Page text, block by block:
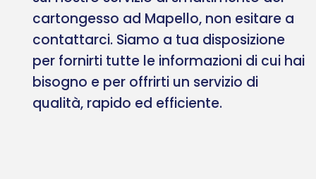
cartongesso ad Mapello, non esitare a
contattarci. Siamo a tua disposizione
per fornirti tutte le informazioni di cui hai
bisogno e per offrirti un servizio di
qualità, rapido ed efficiente.